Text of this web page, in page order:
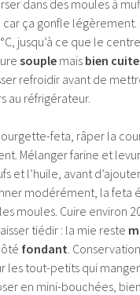
dans des moules à
car ça gonfle légèrement.
jusqu’à ce que le
souple mais bien cuite
refroidir avant de
au réfrigérateur.
feta, râper la
Mélanger farine et
et l’huile, avant
modérément, la feta
moules. Cuire environ
tiédir : la mie reste
fondant .
les tout-petits qui
en mini-bouchées,